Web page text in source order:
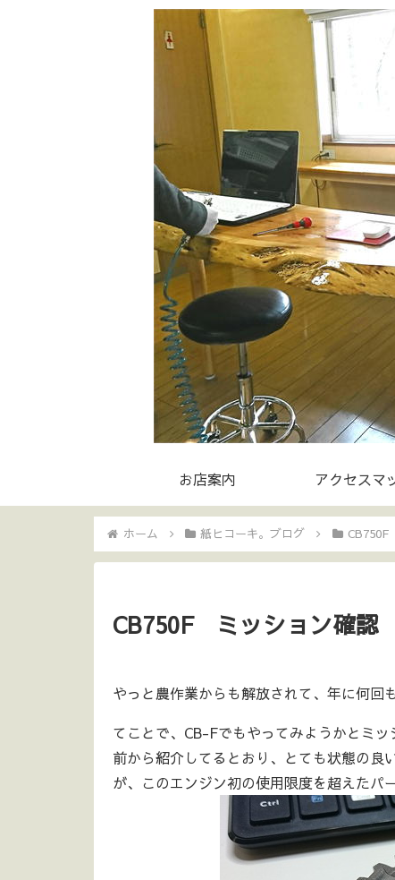
お店案内 アクセスマ
ホーム 紙ヒコーキ。ブログ CB750F
CB750F ミッション確認
やっと農作業からも解放されて、年に何回
てことで、CB-Fでもやってみようかとミ
前から紹介してるとおり、とても状態の良
が、このエンジン初の使用限度を超えたパ